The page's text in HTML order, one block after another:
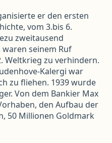
er den ersten
vom 3.bis 6.
zweitausend
seinem Ruf
Weltkrieg zu verhindern.
Kalergi war
zu fliehen. 1939 wurde
Von dem Bankier Max
den Aufbau der
50 Millionen Goldmark